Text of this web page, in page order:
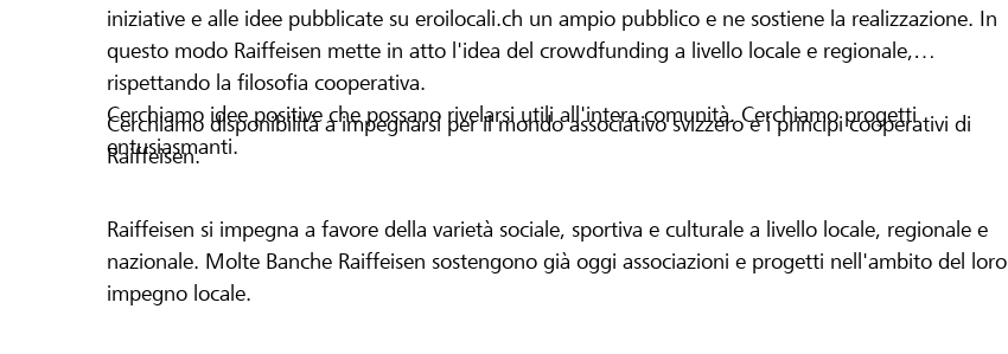
iniziative e alle idee pubblicate su eroilocali.ch un ampio pubblico e ne sostiene la realizzazione. In
questo modo Raiffeisen mette in atto l'idea del crowdfunding a livello locale e regionale,
rispettando la filosofia cooperativa.
Cerchiamo idee positive che possano rivelarsi utili all'intera comunità. Cerchiamo progetti
entusiasmanti.
Cerchiamo disponibilità a impegnarsi per il mondo associativo svizzero e i principi cooperativi di
Raiffeisen.
Raiffeisen si impegna a favore della varietà sociale, sportiva e culturale a livello locale, regionale e
nazionale. Molte Banche Raiffeisen sostengono già oggi associazioni e progetti nell'ambito del loro
impegno locale.